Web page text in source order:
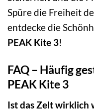
Spüre die Freiheit
entdecke die
PEAK Kite 3!
FAQ – Häufig
PEAK Kite 3
Ist das Zelt wirklich